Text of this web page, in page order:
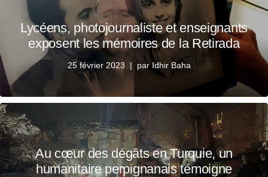
Lycéens, photojournaliste et enseignants
exposent les mémoires de la Retirada
25 février 2023 parIdhir Baha
Au cœur des dégâts en Turquie, un
humanitaire perpignanais témoigne